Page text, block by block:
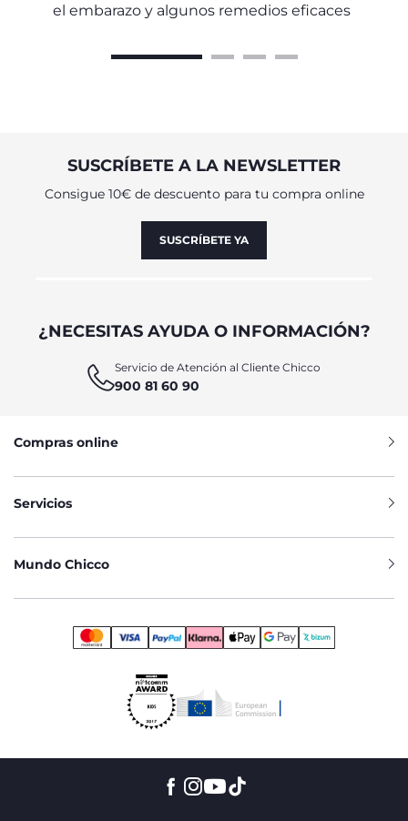
el embarazo y algunos remedios eficaces
SUSCRÍBETE A LA NEWSLETTER
Consigue 10€ de descuento para tu compra online
SUSCRÍBETE YA
¿NECESITAS AYUDA O INFORMACIÓN?
Servicio de Atención al Cliente Chicco
900 81 60 90
Compras online
Servicios
Mundo Chicco